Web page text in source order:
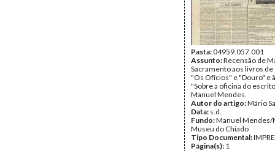
Pasta:04959.057.001
Assunto:Recensão de
Sacramento aos livros
"Os Ofícios" e "Douro" e
"Sobre a oficina do
Manuel Mendes.
Autor do artigo:Mário
Data: s.d.
Fundo:Manuel Mendes/
Museu do Chiado
Tipo Documental:
Página(s): 1